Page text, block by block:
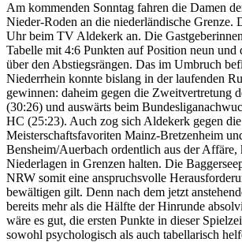
Am kommenden Sonntag fahren die Damen
Nieder-Roden an die niederländische Grenze.
Uhr beim TV Aldekerk an. Die
Tabelle mit 4:6 Punkten auf Position neun und
über den Abstiegsrängen. Das im Umbruch
Niederrhein konnte bislang in der laufenden
gewinnen: daheim gegen die Zweitvertretung
(30:26) und auswärts beim
HC (25:23). Auch zog sich Aldekerk gegen die
Meisterschaftsfavoriten Mainz-Bretzenheim
Bensheim/Auerbach ordentlich aus der Affäre,
Niederlagen in Grenzen halten. Die
NRW somit eine anspruchsvolle
bewältigen gilt. Denn nach dem jetzt
bereits mehr als die Hälfte der Hinrunde
wäre es gut, die ersten Punkte in dieser
sowohl psychologisch als auch tabellarisch